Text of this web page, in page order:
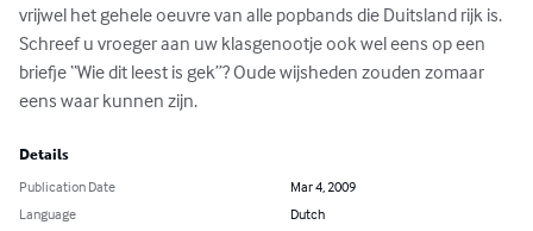
vrijwel het gehele oeuvre van alle popbands die Duitsland rijk is.
Schreef u vroeger aan uw klasgenootje ook wel eens op een
briefje “Wie dit leest is gek”? Oude wijsheden zouden zomaar
eens waar kunnen zijn.
Details
Publication Date
Mar 4, 2009
Language
Dutch